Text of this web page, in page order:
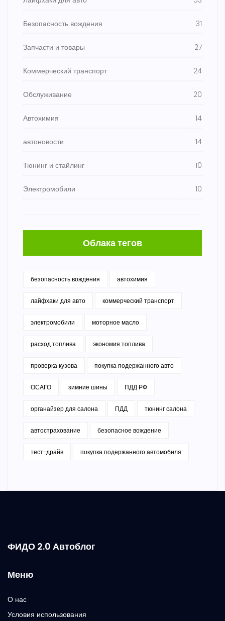
Безопасность вождения 31
Запчасти и товары 27
Коммерческий транспорт 24
Обслуживание 20
Автохимия 14
автоновости 14
Тюнинг и стайлинг 10
Электромобили 10
Облака тегов
безопасность вождения автохимия
лайфхаки для авто коммерческий транспорт
электромобили моторное масло
расход топлива экономия топлива
проверка кузова покупка подержанного авто
ОСАГО зимние шины ПДД РФ
органайзер для салона ПДД тюнинг салона
автострахование безопасное вождение
тест-драйв покупка подержанного автомобиля
ФИДО 2.0 Автоблог
Меню
О нас
Условия использования